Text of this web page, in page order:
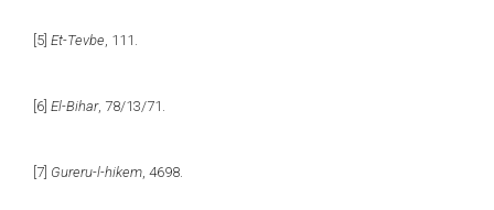
[5] Et-Tevbe , 111.
[6] El-Bihar, 78/13/71.
[7] Gureru-l-hikem , 4698.